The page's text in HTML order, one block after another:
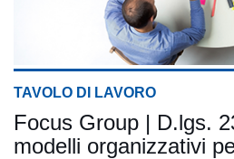
TAVOLO DI LAVORO
Focus Group | D.lgs.
modelli organizzativi